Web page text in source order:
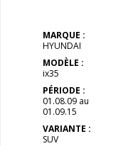
MARQUE :
HYUNDAI
MODÈLE :
ix35
PÉRIODE :
01.08.09 au
01.09.15
VARIANTE :
SUV